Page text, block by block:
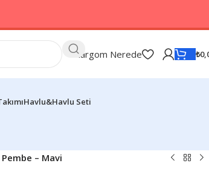
Kargom Nerede ₺
Havlu&Havlu Seti
– Mavi